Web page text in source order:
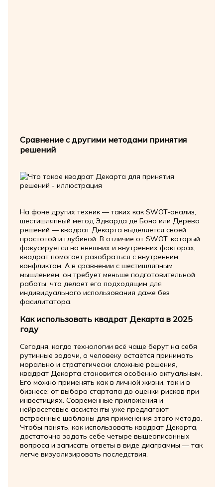
Сравнение с другими методами принятия
решений
На фоне других техник — таких как SWOT-анализ,
шестишляпный метод Эдварда де Боно или Дерево
решений — квадрат Декарта выделяется своей
простотой и глубиной. В отличие от SWOT, который
фокусируется на внешних и внутренних факторах,
квадрат помогает разобраться с внутренним
конфликтом. А в сравнении с шестишляпным
мышлением, он требует меньше подготовительной
работы, что делает его подходящим для
индивидуального использования даже без
фасилитатора.
Как использовать квадрат Декарта в 2025
году
Сегодня, когда технологии всё чаще берут на себя
рутинные задачи, а человеку остаётся принимать
морально и стратегически сложные решения,
квадрат Декарта становится особенно актуальным.
Его можно применять как в личной жизни, так и в
бизнесе: от выбора стартапа до оценки рисков при
инвестициях. Современные приложения и
нейросетевые ассистенты уже предлагают
встроенные шаблоны для применения этого метода.
Чтобы понять, как использовать квадрат Декарта,
достаточно задать себе четыре вышеописанных
вопроса и записать ответы в виде диаграммы — так
легче визуализировать последствия.